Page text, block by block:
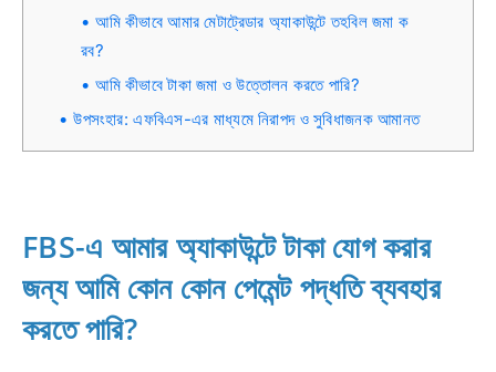
আমি কীভাবে আমার মেটাট্রেডার অ্যাকাউন্টে তহবিল জমা ক
রব?
আমি কীভাবে টাকা জমা ও উত্তোলন করতে পারি?
উপসংহার: এফবিএস-এর মাধ্যমে নিরাপদ ও সুবিধাজনক আমানত
FBS-এ আমার অ্যাকাউন্টে টাকা যোগ করার
জন্য আমি কোন কোন পেমেন্ট পদ্ধতি ব্যবহার
করতে পারি?